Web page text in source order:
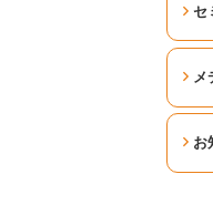
セ
お